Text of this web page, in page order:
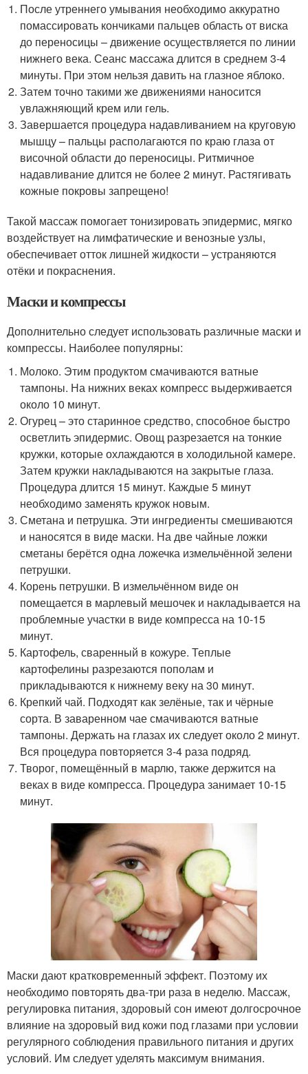
После утреннего умывания необходимо аккуратно
помассировать кончиками пальцев область от виска
до переносицы – движение осуществляется по линии
нижнего века. Сеанс массажа длится в среднем 3-4
минуты. При этом нельзя давить на глазное яблоко.
Затем точно такими же движениями наносится
увлажняющий крем или гель.
Завершается процедура надавливанием на круговую
мышцу – пальцы располагаются по краю глаза от
височной области до переносицы. Ритмичное
надавливание длится не более 2 минут. Растягивать
кожные покровы запрещено!
Такой массаж помогает тонизировать эпидермис, мягко
воздействует на лимфатические и венозные узлы,
обеспечивает отток лишней жидкости – устраняются
отёки и покраснения.
Маски и компрессы
Дополнительно следует использовать различные маски и
компрессы. Наиболее популярны:
Молоко. Этим продуктом смачиваются ватные
тампоны. На нижних веках компресс выдерживается
около 10 минут.
Огурец – это старинное средство, способное быстро
осветлить эпидермис. Овощ разрезается на тонкие
кружки, которые охлаждаются в холодильной камере.
Затем кружки накладываются на закрытые глаза.
Процедура длится 15 минут. Каждые 5 минут
необходимо заменять кружок новым.
Сметана и петрушка. Эти ингредиенты смешиваются
и наносятся в виде маски. На две чайные ложки
сметаны берётся одна ложечка измельчённой зелени
петрушки.
Корень петрушки. В измельчённом виде он
помещается в марлевый мешочек и накладывается на
проблемные участки в виде компресса на 10-15
минут.
Картофель, сваренный в кожуре. Теплые
картофелины разрезаются пополам и
прикладываются к нижнему веку на 30 минут.
Крепкий чай. Подходят как зелёные, так и чёрные
сорта. В заваренном чае смачиваются ватные
тампоны. Держать на глазах их следует около 2 минут.
Вся процедура повторяется 3-4 раза подряд.
Творог, помещённый в марлю, также держится на
веках в виде компресса. Процедура занимает 10-15
минут.
Маски дают кратковременный эффект. Поэтому их
необходимо повторять два-три раза в неделю. Массаж,
регулировка питания, здоровый сон имеют долгосрочное
влияние на здоровый вид кожи под глазами при условии
регулярного соблюдения правильного питания и других
условий. Им следует уделять максимум внимания.